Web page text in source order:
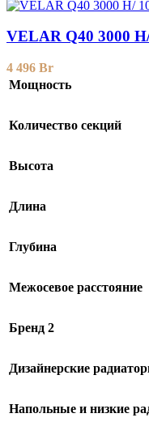
VELAR Q40 3000
4 496 Br
Мощность
Количество секций
Высота
Длина
Глубина
Межосевое расстояние
Бренд 2
Дизайнерские
Напольные и низкие